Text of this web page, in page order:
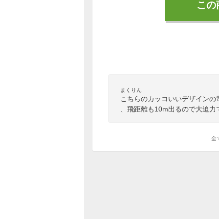
こ
まくりん
こちらのカッコいいデザイン
、飛距離も10m出るので大迫
全